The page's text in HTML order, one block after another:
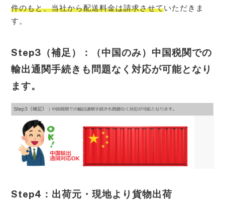
件のもと、当社から配送料金は請求させていただきま
す。
Step3（補足）：（中国のみ）中国税関での
輸出通関手続きも問題なく対応が可能となり
ます。
Step4：出荷元・現地より貨物出荷